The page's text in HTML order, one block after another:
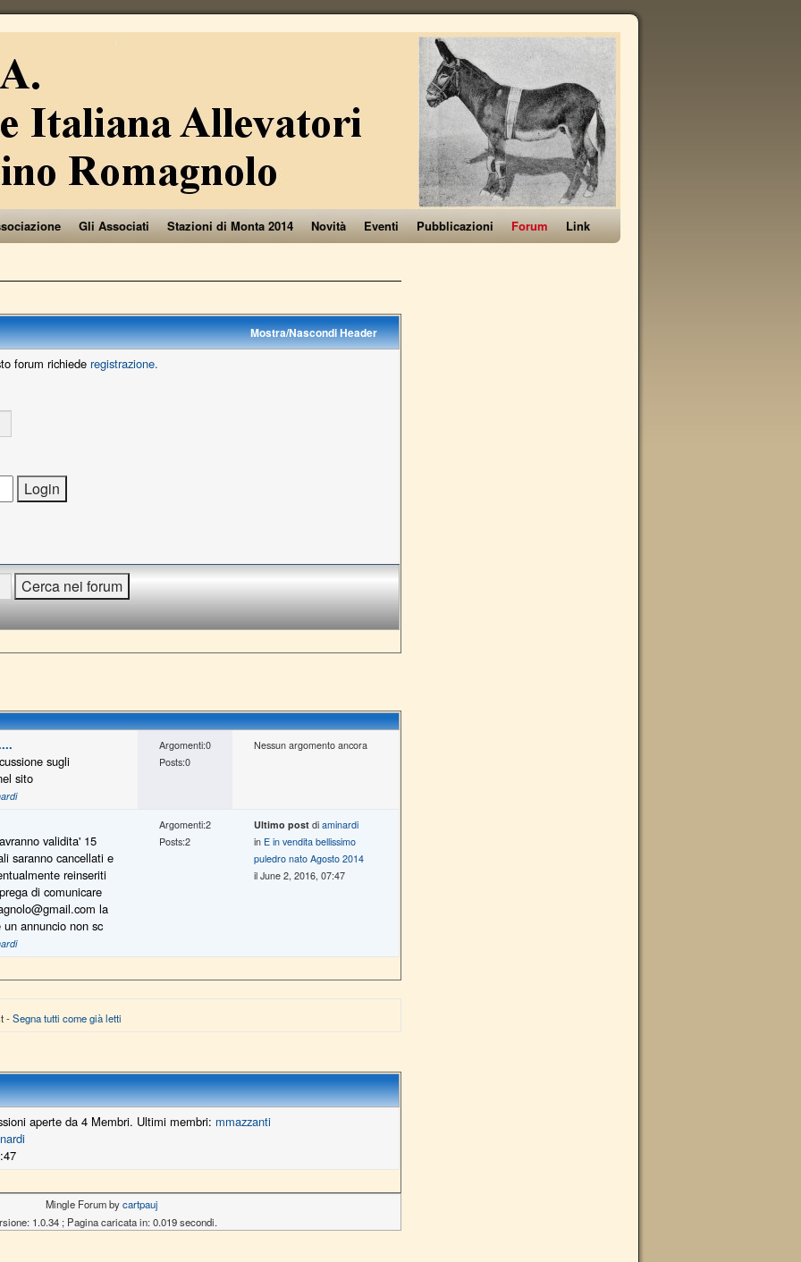
Gli Associati Stazioni di Monta 2014 Novità Eventi Pubblicazioni Forum Link
Mostra/Nascondi Header
forum richiede registrazione.
sugli
sito
Argomenti:0
Posts:0
Nessun argomento ancora
validita' 15
saranno cancellati e
reinseriti
di comunicare
la
annuncio non sc
Argomenti:2
Posts:2
Ultimo post di aminardi
in E in vendita bellissimo
puledro nato Agosto 2014
il June 2, 2016, 07:47
-Segna tutti come già letti
aperte da 4 Membri. Ultimi membri: mmazzanti
Mingle Forum bycartpauj
1.0.34 ; Pagina caricata in: 0.019 secondi.